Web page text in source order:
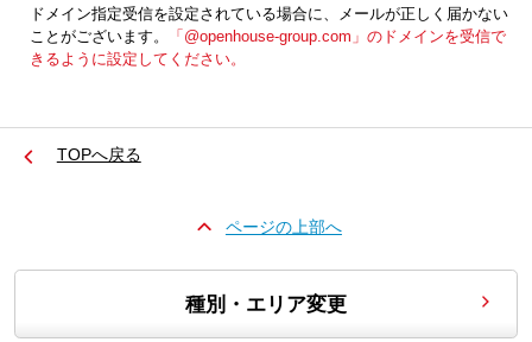
ドメイン指定受信を設定されている場合に、メールが正しく届かない
ことがございます。
「@openhouse-group.com」のドメインを受信で
きるように設定してください。
TOPへ戻る
ページの上部へ
種別・エリア変更